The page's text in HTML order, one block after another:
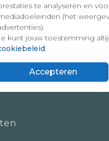
te analyseren en
(het
kunt jouw toestemming
Accepteren
vertrouwd winkelen en